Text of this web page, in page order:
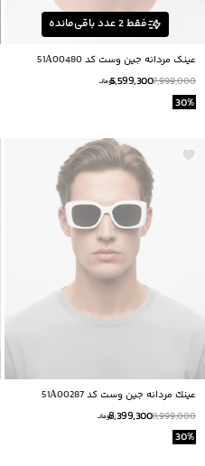
فقط2عدد باقی‌مانده
عینک مردانه جین وست کد 51A00480
7,999,000
5,599,300تومانــ
30%
عينك مردانه جين وست كد 51A00287
11,999,000
8,399,300تومانــ
30%